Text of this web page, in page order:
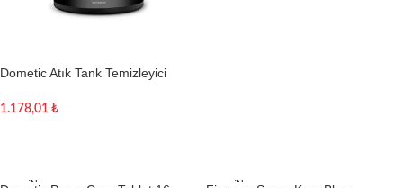
Dometic Atık Tank Temizleyici
1.178,01 ₺
TÜKEN
TÜKEN